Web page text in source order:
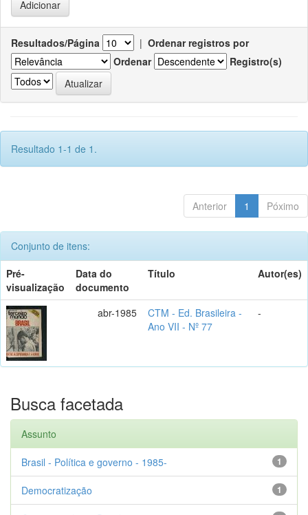
Resultados/Página | Ordenar registros por
Ordenar
Registro(s)
Resultado 1-1 de 1.
Anterior 1 Póximo
Conjunto de itens:
Pré-
visualização
Data do
documento
Título Autor(es)
abr-1985
CTM - Ed. Brasileira -
Ano VII - Nº 77
-
Busca facetada
Assunto
1
Brasil - Política e governo - 1985-
1
Democratização